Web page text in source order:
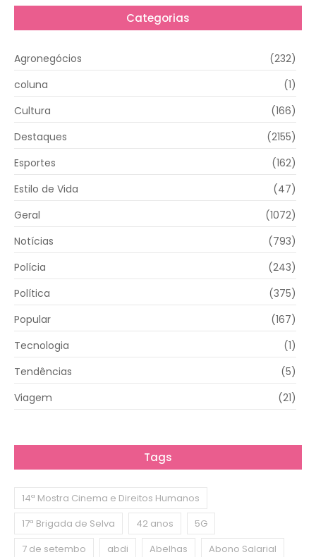
Categorias
Agronegócios
(232)
coluna
(1)
Cultura
(166)
Destaques
(2155)
Esportes
(162)
Estilo de Vida
(47)
Geral
(1072)
Notícias
(793)
Polícia
(243)
Política
(375)
Popular
(167)
Tecnologia
(1)
Tendências
(5)
Viagem
(21)
Tags
14ª Mostra Cinema e Direitos Humanos
17ª Brigada de Selva
42 anos
5G
7 de setembo
abdi Abelhas
Abono Salarial